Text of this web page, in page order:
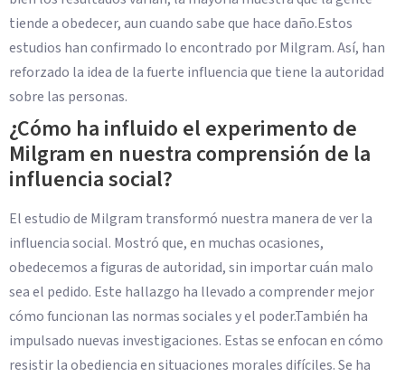
tiende a obedecer, aun cuando sabe que hace daño.Estos
estudios han confirmado lo encontrado por Milgram. Así, han
reforzado la idea de la fuerte influencia que tiene la autoridad
sobre las personas.
¿Cómo ha influido el experimento de
Milgram en nuestra comprensión de la
influencia social?
El estudio de Milgram transformó nuestra manera de ver la
influencia social. Mostró que, en muchas ocasiones,
obedecemos a figuras de autoridad, sin importar cuán malo
sea el pedido. Este hallazgo ha llevado a comprender mejor
cómo funcionan las normas sociales y el poder.También ha
impulsado nuevas investigaciones. Estas se enfocan en cómo
resistir la obediencia en situaciones morales difíciles. Se ha